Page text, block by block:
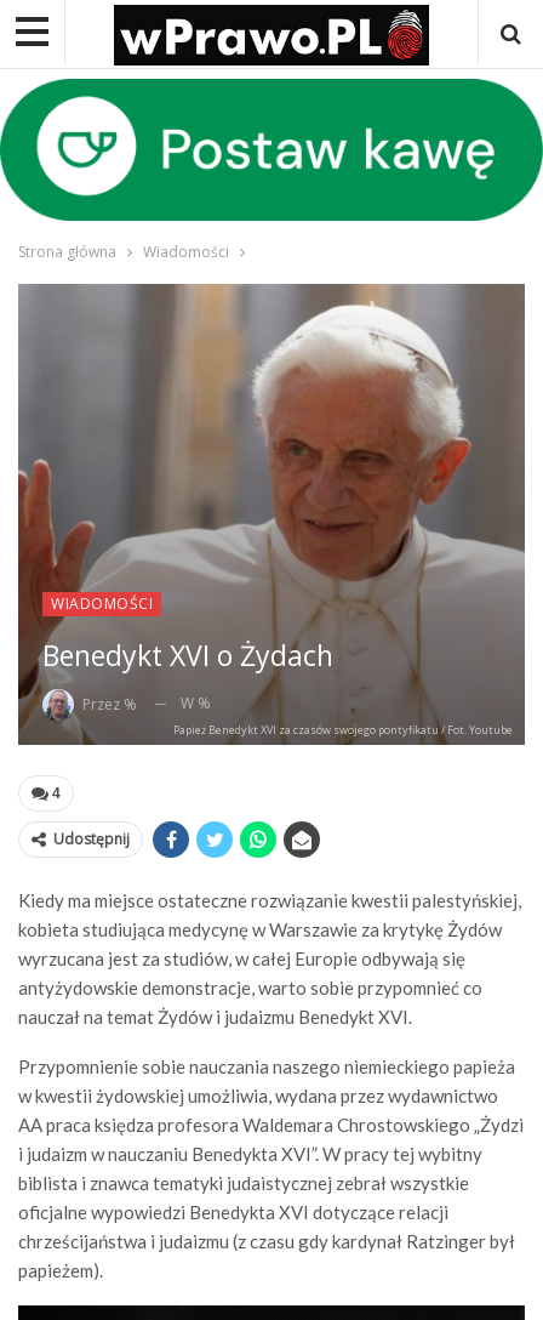
Strona główna Wiadomości
WIADOMOŚCI
Benedykt XVI o Żydach
Przez % W %
Papież Benedykt XVI za czasów swojego pontyfikatu / Fot. Youtube
4
Udostępnij
Kiedy ma miejsce ostateczne rozwiązanie kwestii palestyńskiej,
kobieta studiująca medycynę w Warszawie za krytykę Żydów
wyrzucana jest za studiów, w całej Europie odbywają się
antyżydowskie demonstracje, warto sobie przypomnieć co
nauczał na temat Żydów i judaizmu Benedykt XVI.
Przypomnienie sobie nauczania naszego niemieckiego papieża
w kwestii żydowskiej umożliwia, wydana przez wydawnictwo
AA praca księdza profesora Waldemara Chrostowskiego „Żydzi
i judaizm w nauczaniu Benedykta XVI”. W pracy tej wybitny
biblista i znawca tematyki judaistycznej zebrał wszystkie
oficjalne wypowiedzi Benedykta XVI dotyczące relacji
chrześcijaństwa i judaizmu (z czasu gdy kardynał Ratzinger był
papieżem).